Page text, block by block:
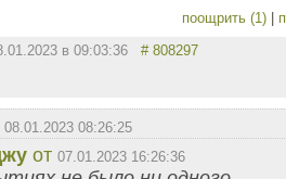
поощрить (1)
в 09:03:36 # 808297
08.01.2023 08:26:25
от 07.01.2023 16:26:36